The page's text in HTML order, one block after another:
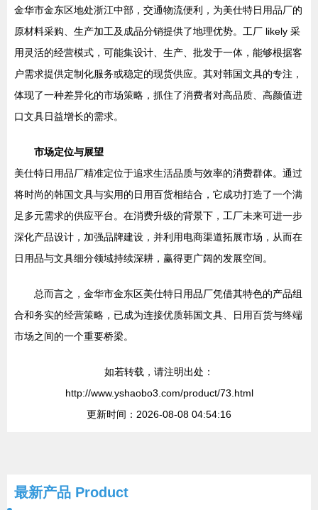
金华市金东区地处浙江中部，交通物流便利，为美仕特日用品厂的
原材料采购、生产加工及成品分销提供了地理优势。工厂 likely 采
用灵活的经营模式，可能集设计、生产、批发于一体，能够根据客
户需求提供定制化服务或稳定的现货供应。其对韩国文具的专注，
体现了一种差异化的市场策略，抓住了消费者对高品质、高颜值进
口文具日益增长的需求。
市场定位与展望
美仕特日用品厂精准定位于追求生活品质与效率的消费群体。通过
将时尚的韩国文具与实用的日用百货相结合，它成功打造了一个满
足多元需求的供应平台。在消费升级的背景下，工厂未来可进一步
深化产品设计，加强品牌建设，并利用电商渠道拓展市场，从而在
日用品与文具细分领域持续深耕，赢得更广阔的发展空间。
总而言之，金华市金东区美仕特日用品厂凭借其特色的产品组
合和务实的经营策略，已成为连接优质韩国文具、日用百货与终端
市场之间的一个重要桥梁。
如若转载，请注明出处：
http://www.yshaobo3.com/product/73.html
更新时间：2026-08-08 04:54:16
最新产品 Product